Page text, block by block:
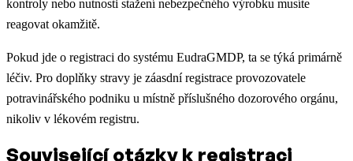
kontroly nebo nutnosti stažení nebezpečného výrobku musíte
reagovat okamžitě.
Pokud jde o registraci do systému EudraGMDP, ta se týká primárně
léčiv. Pro doplňky stravy je záasdní registrace provozovatele
potravinářského podniku u místně příslušného dozorového orgánu,
nikoliv v lékovém registru.
Související otázky k registraci